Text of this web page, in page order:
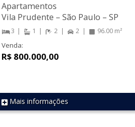
REF 1630
Apartamentos
Vila Prudente –São Paulo –SP
3 1 2 2 96.00 m²
Venda:
R$ 800.000,00
Mais informações